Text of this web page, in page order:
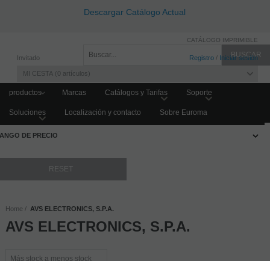
Descargar Catálogo Actual
Invitado Registro / Iniciar sesión
MI CESTA 0 artículos
CATÁLOGO IMPRIMIBLE
productos Marcas Catálogos y Tarifas Soporte
Soluciones Localización y contacto Sobre Euroma
FILTRAR PRODUCTOS
DE PRECIO
Home AVS ELECTRONICS, S.P.A.
AVS ELECTRONICS, S.P.A.